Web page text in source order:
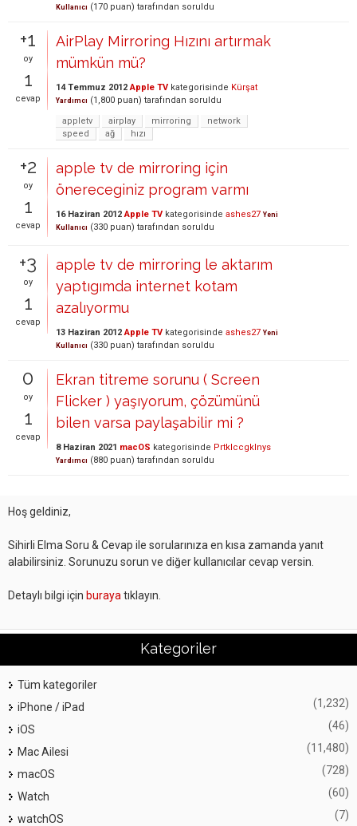
Kullanıcı (170 puan) tarafından soruldu
+1
oy
1
cevap
AirPlay Mirroring Hızını artırmak
mümkün mü?
14 Temmuz 2012 Apple TV kategorisinde Kürşat
Yardımcı (1,800 puan) tarafından soruldu
appletv
airplay mirroring
network
speed
ağ hızı
+2
oy
1
cevap
apple tv de mirroring için
önereceginiz program varmı
16 Haziran 2012 Apple TV kategorisinde ashes27 Yeni
Kullanıcı (330 puan) tarafından soruldu
+3
oy
1
cevap
apple tv de mirroring le aktarım
yaptıgımda internet kotam
azalıyormu
13 Haziran 2012 Apple TV kategorisinde ashes27 Yeni
Kullanıcı (330 puan) tarafından soruldu
0
oy
1
cevap
Ekran titreme sorunu ( Screen
Flicker ) yaşıyorum, çözümünü
bilen varsa paylaşabilir mi ?
8 Haziran 2021 macOS kategorisinde Prtklccgklnys
Yardımcı (880 puan) tarafından soruldu
Hoş geldiniz,
Sihirli Elma Soru & Cevap ile sorularınıza en kısa zamanda yanıt
alabilirsiniz. Sorunuzu sorun ve diğer kullanıcılar cevap versin.
Detaylı bilgi için buraya tıklayın.
Kategoriler
Tüm kategoriler
iPhone / iPad
(1,232)
iOS (46)
Mac Ailesi (11,480)
macOS (728)
Watch (60)
watchOS (7)